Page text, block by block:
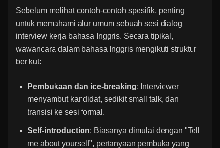
Sebelum melihat contoh-contoh spesifik, penting
untuk memahami alur umum sebuah sesi dialog
interview kerja bahasa Inggris. Secara tipikal,
wawancara dalam bahasa Inggris mengikuti struktur
berikut:
Pembukaan dan ice-breaking: Interviewer
menyambut kandidat, sedikit small talk, dan
transisi ke sesi formal.
Self-introduction: Biasanya dimulai dengan "Tell
me about yourself", pertanyaan pembuka yang